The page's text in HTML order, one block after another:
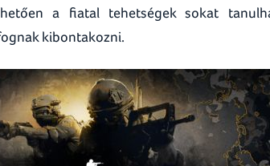
a fiatal tehetségek sokat
kibontakozni.